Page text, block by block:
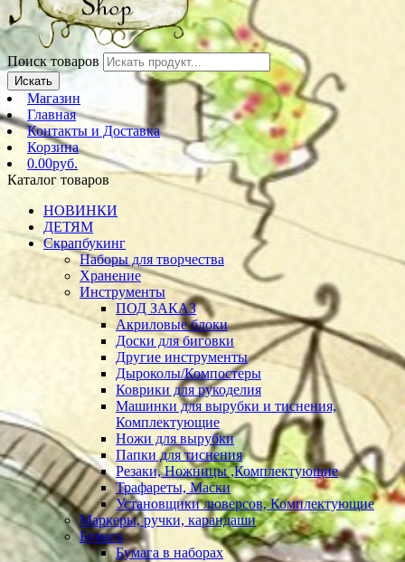
Поиск товаров
Искать
Магазин
Главная
Контакты и Доставка
Корзина
0.00руб.
Каталог товаров
НОВИНКИ
ДЕТЯМ
Скрапбукинг
Наборы для творчества
Хранение
Инструменты
ПОД ЗАКАЗ
Акриловые блоки
Доски для биговки
Другие инструменты
Дыроколы/Компостеры
Коврики для рукоделия
Машинки для вырубки и тиснения,
Комплектующие
Ножи для вырубки
Папки для тиснения
Резаки, Ножницы ,Комплектующие
Трафареты, Маски
Установщики люверсов, Комплектующие
Маркеры, ручки, карандаши
Бумага
Бумага в наборах